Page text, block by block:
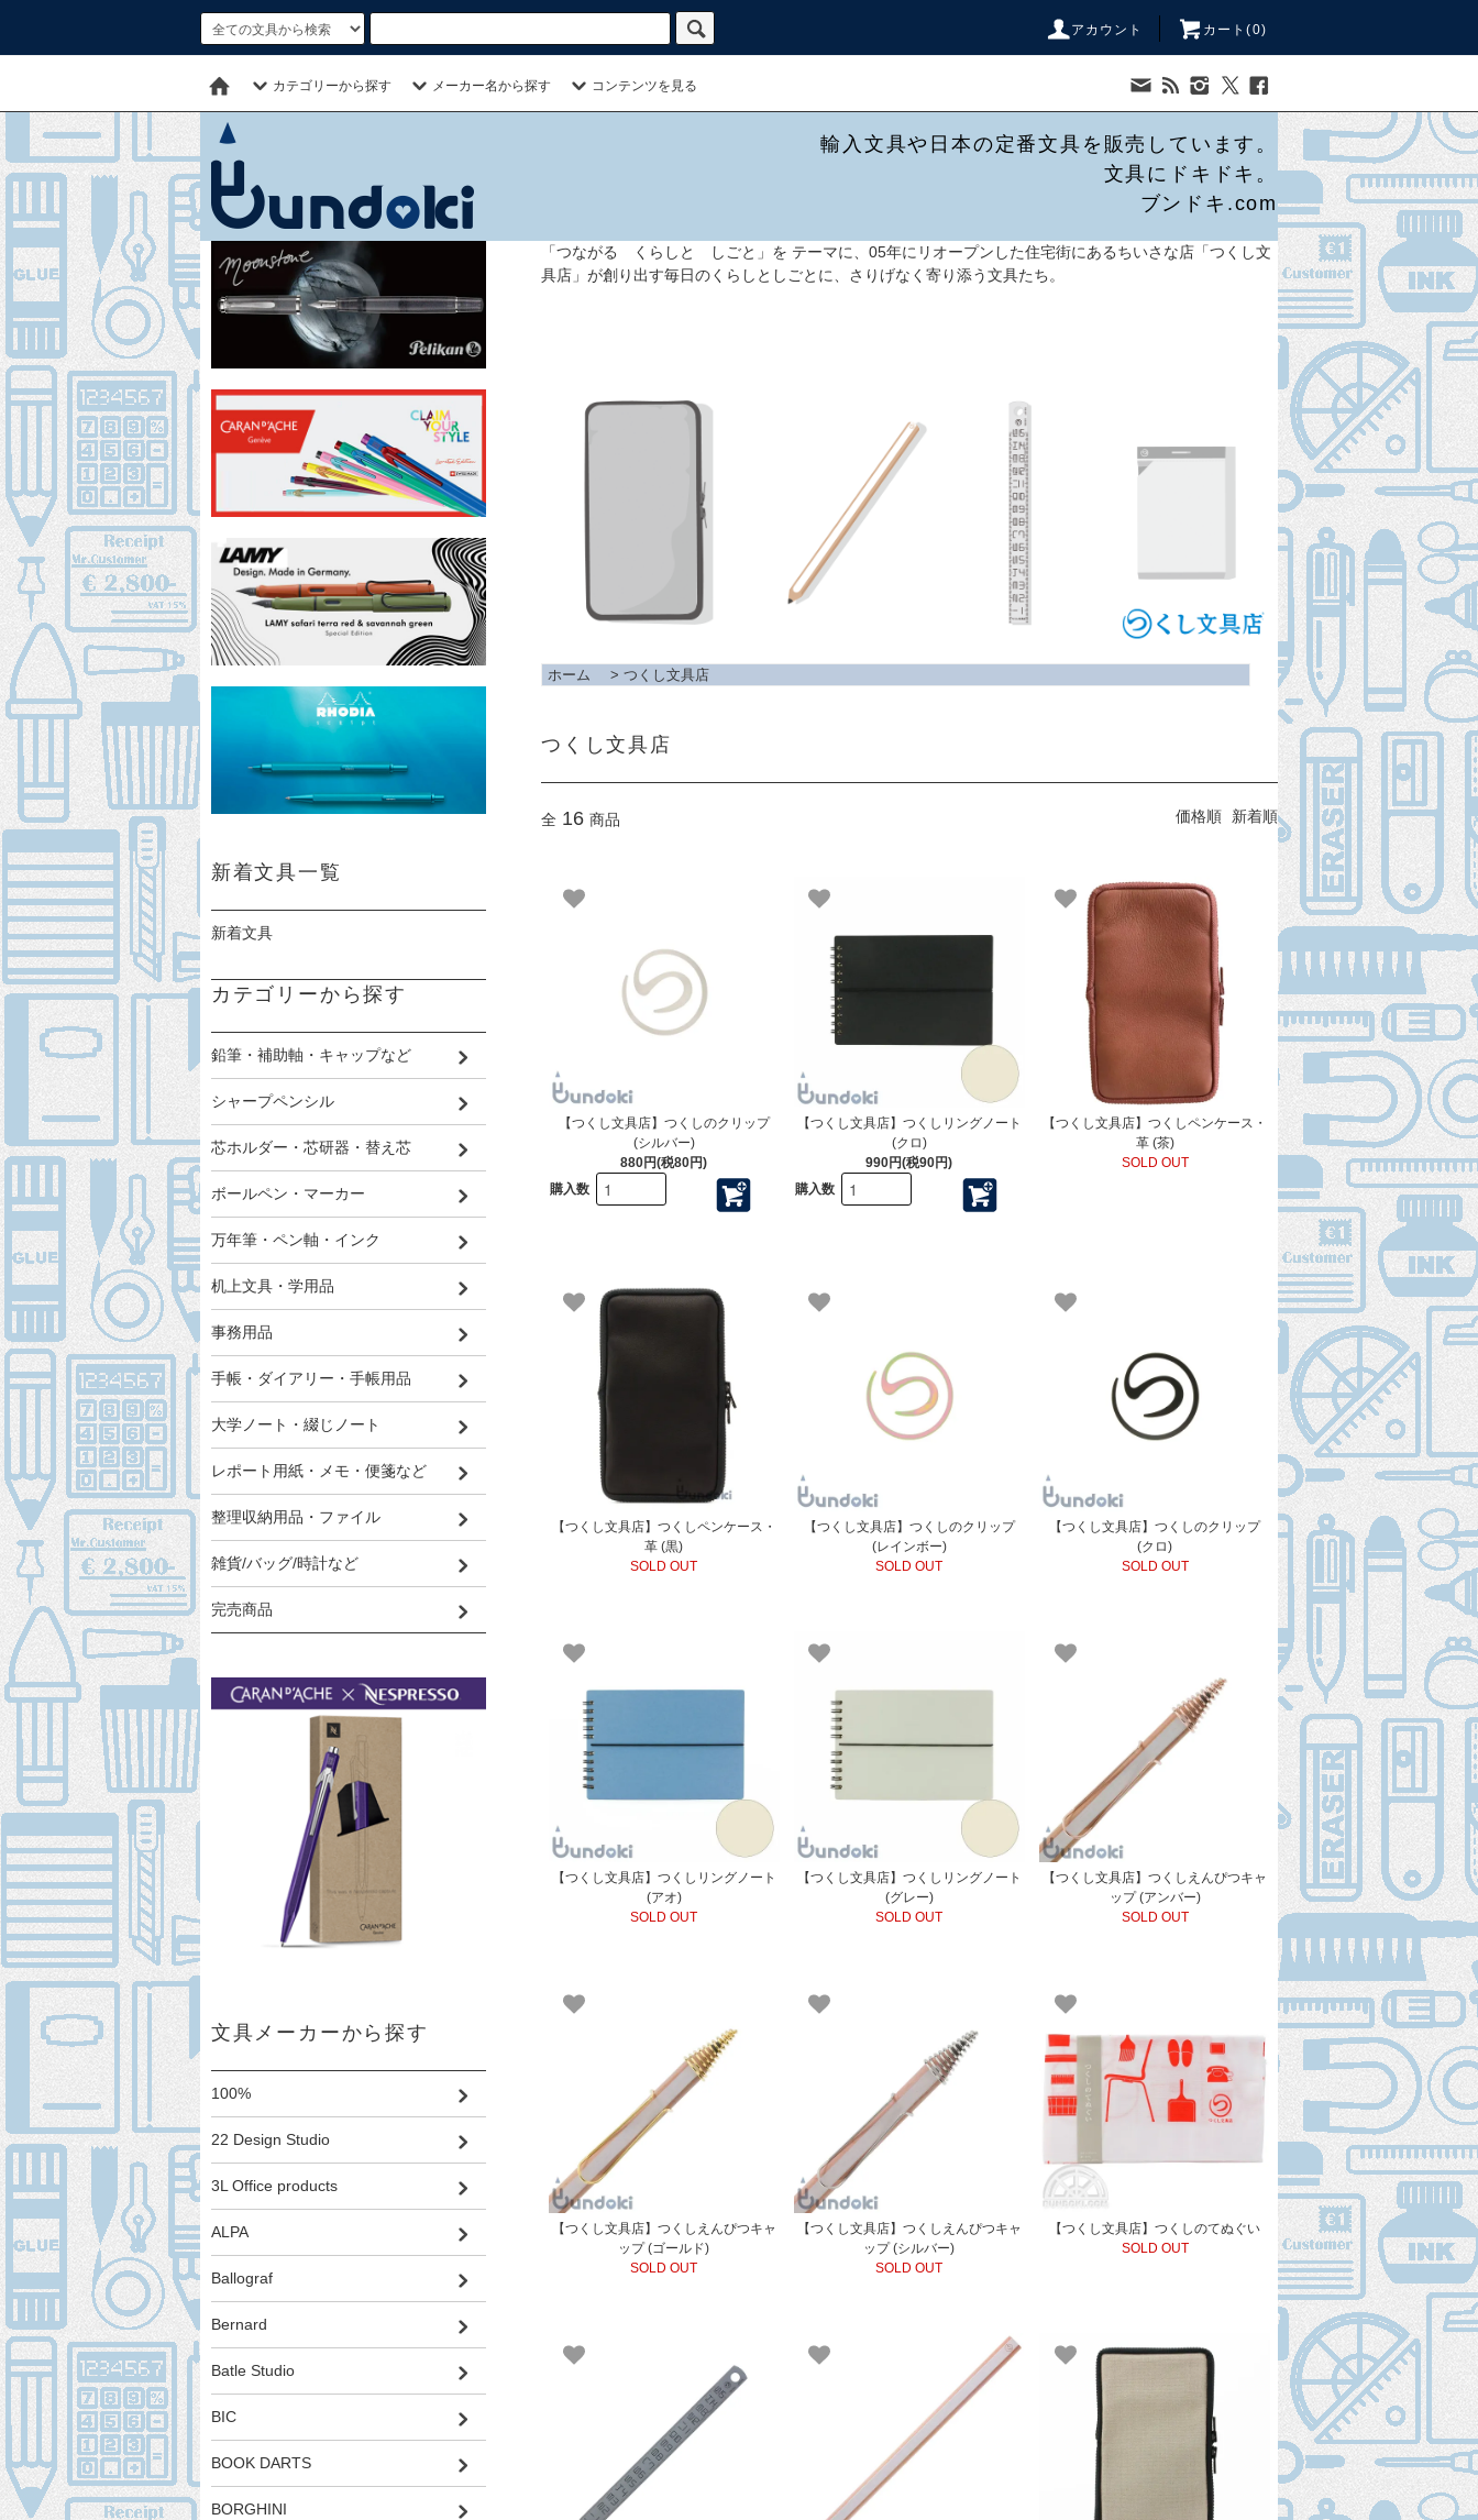
アカウント カート(0)
カテゴリーから探す メーカー名から探す コンテンツを見る
輸入文具や日本の定番文具を販売しています。
文具にドキドキ。
ブンドキ.com
「つながる くらしと しごと」を テーマに、05年にリオープンした住宅街にあるちいさな店「つくし文
具店」が創り出す毎日のくらしとしごとに、さりげなく寄り添う文具たち。
ホーム > つくし文具店
つくし文具店
全 16 商品 価格順 新着順
【つくし文具店】つくしのクリップ
(シルバー)
880円(税80円)
購入数
【つくし文具店】つくしリングノート
(クロ)
990円(税90円)
購入数
【つくし文具店】つくしペンケース・
革 (茶)
SOLD OUT
【つくし文具店】つくしペンケース・
革 (黒)
SOLD OUT
【つくし文具店】つくしのクリップ
(レインボー)
SOLD OUT
【つくし文具店】つくしのクリップ
(クロ)
SOLD OUT
【つくし文具店】つくしリングノート
(アオ)
SOLD OUT
【つくし文具店】つくしリングノート
(グレー)
SOLD OUT
【つくし文具店】つくしえんぴつキャ
ップ (アンバー)
SOLD OUT
【つくし文具店】つくしえんぴつキャ
ップ (ゴールド)
SOLD OUT
【つくし文具店】つくしえんぴつキャ
ップ (シルバー)
SOLD OUT
【つくし文具店】つくしのてぬぐい
SOLD OUT
新着文具一覧
新着文具
カテゴリーから探す
鉛筆・補助軸・キャップなど
シャープペンシル
芯ホルダー・芯研器・替え芯
ボールペン・マーカー
万年筆・ペン軸・インク
机上文具・学用品
事務用品
手帳・ダイアリー・手帳用品
大学ノート・綴じノート
レポート用紙・メモ・便箋など
整理収納用品・ファイル
雑貨/バッグ/時計など
完売商品
文具メーカーから探す
100%
22 Design Studio
3L Office products
ALPA
Ballograf
Bernard
Batle Studio
BIC
BOOK DARTS
BORGHINI